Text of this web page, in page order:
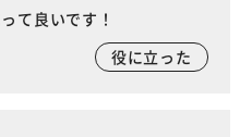
て良いです！
役に立った